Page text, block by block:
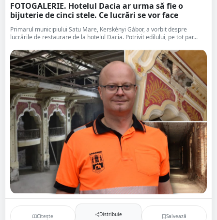
FOTOGALERIE. Hotelul Dacia ar urma să fie o
bijuterie de cinci stele. Ce lucrări se vor face
Primarul municipiului Satu Mare, Kerskényi Gábor, a vorbit despre
lucrările de restaurare de la hotelul Dacia. Potrivit edilului, pe tot par...
Citește Distribuie Salvează